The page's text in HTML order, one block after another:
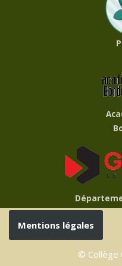
Mentions légales
© Collège